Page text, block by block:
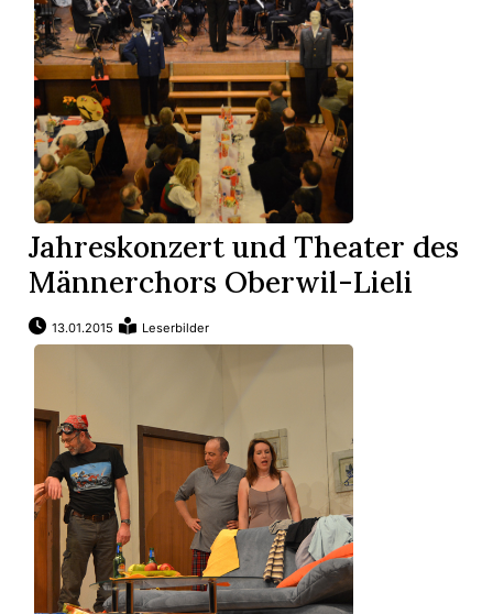
Jahreskonzert und Theater des
Männerchors Oberwil-Lieli
13.01.2015 Leserbilder